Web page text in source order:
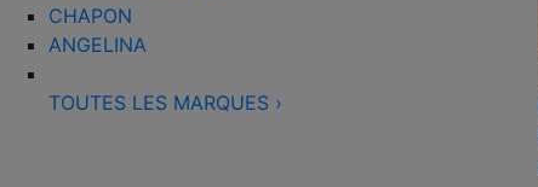
CHAPON
ANGELINA
TOUTES LES MARQUES ›